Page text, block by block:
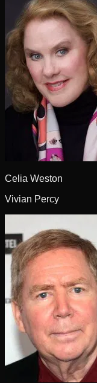
Celia Weston
Vivian Percy